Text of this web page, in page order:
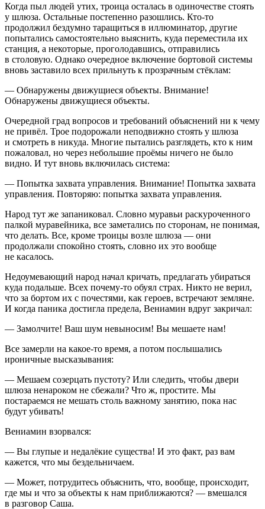
Когда пыл людей утих, троица осталась в одиночестве стоять
у шлюза. Остальные постепенно разошлись. Кто-то
продолжил бездумно таращиться в иллюминатор, другие
попытались самостоятельно выяснить, куда переместила их
станция, а некоторые, проголодавшись, отправились
в столовую. Однако очередное включение бортовой системы
вновь заставило всех прильнуть к прозрачным стёклам:
— Обнаружены движущиеся объекты. Внимание!
Обнаружены движущиеся объекты.
Очередной град вопросов и требований объяснений ни к чему
не привёл. Трое подорожали неподвижно стоять у шлюза
и смотреть в никуда. Многие пытались разглядеть, кто к ним
пожаловал, но через небольшие проёмы ничего не было
видно. И тут вновь включилась система:
— Попытка захвата управления. Внимание! Попытка захвата
управления. Повторяю: попытка захвата управления.
Народ тут же запаниковал. Словно муравьи раскуроченного
палкой муравейника, все заметались по сторонам, не понимая,
что делать. Все, кроме троицы возле шлюза — они
продолжали спокойно стоять, словно их это вообще
не касалось.
Недоумевающий народ начал кричать, предлагать убираться
куда подальше. Всех почему-то обуял страх. Никто не верил,
что за бортом их с почестями, как героев, встречают земляне.
И когда паника достигла предела, Вениамин вдруг закричал:
— Замолчите! Ваш шум невыносим! Вы мешаете нам!
Все замерли на какое-то время, а потом послышались
ироничные высказывания:
— Мешаем созерцать пустоту? Или следить, чтобы двери
шлюза ненароком не сбежали? Что ж, простите. Мы
постараемся не мешать столь важному занятию, пока нас
будут убивать!
Вениамин взорвался:
— Вы глупые и недалёкие существа! И это факт, раз вам
кажется, что мы бездельничаем.
— Может, потрудитесь объяснить, что, вообще, происходит,
где мы и что за объекты к нам приближаются? — вмешался
в разговор Саша.